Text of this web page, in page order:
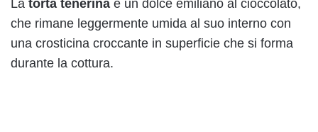
La torta tenerina è un dolce emiliano al cioccolato,
che rimane leggermente umida al suo interno con
una crosticina croccante in superficie che si forma
durante la cottura.